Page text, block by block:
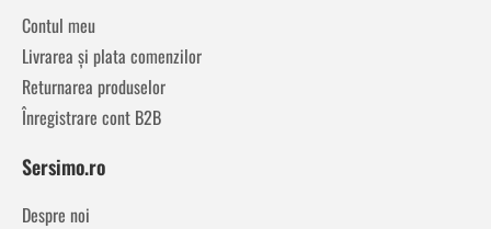
Contul meu
Livrarea și plata comenzilor
Returnarea produselor
Înregistrare cont B2B
Sersimo.ro
Despre noi